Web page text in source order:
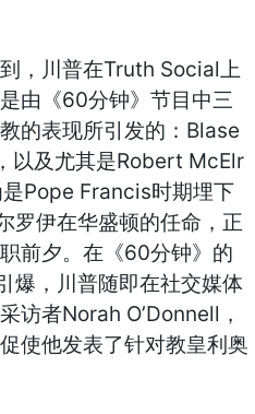
，川普在Truth Social 上
由《60分钟》节目中三
的表现所引发的： Blase
，以及尤其是Robert McElr
Pope Francis时期埋下
罗伊在华盛顿的任命，正
前夕。在《60分钟》的
爆，川普随即在社交媒体
访者Norah O’Donnell ，
使他发表了针对教皇利奥